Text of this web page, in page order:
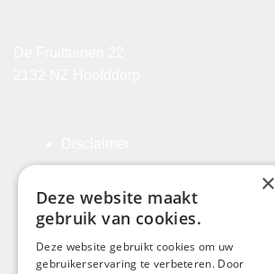
Klachtenregeling
Registratie-rechtsgebiedenregister
×
Deze website maakt
gebruik van cookies.
Deze website gebruikt cookies om uw
gebruikerservaring te verbeteren. Door